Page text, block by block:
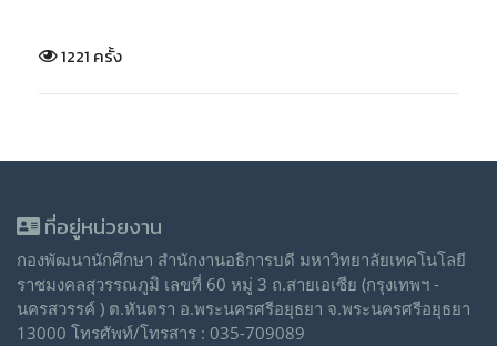
1221 ครั้ง
ที่อยู่หน่วยงาน
กองพัฒนานักศึกษา สำนักงานอธิการบดี มหาวิทยาลัยเทคโนโลยี
ราชมงคลสุวรรณภูมิ เลขที่ 60 หมู่ 3 ถ.สายเอเซีย (กรุงเทพฯ -
นครสวรรค์ ) ต.หันตรา อ.พระนครศรีอยุธยา จ.พระนครศรีอยุธยา
13000 โทรศัพท์/โทรสาร : 035-709089